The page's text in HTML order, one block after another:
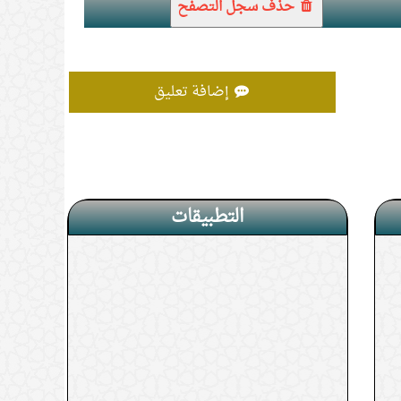
حذف سجل التصفح
إضافة تعليق
التطبيقات